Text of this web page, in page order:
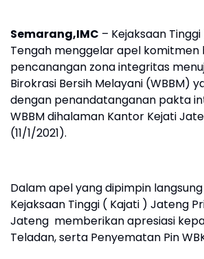
Semarang,IMC – Kejaksaan
Tengah menggelar apel komitmen
pencanangan zona integritas
Birokrasi Bersih Melayani (WBBM)
dengan penandatanganan pakta
WBBM dihalaman Kantor Kejati
(11/1/2021).
Dalam apel yang dipimpin
Kejaksaan Tinggi ( Kajati ) Jateng
Jateng memberikan apresiasi
Teladan, serta Penyematan Pin